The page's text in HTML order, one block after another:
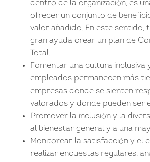
dentro de la organización, es
ofrecer un conjunto de
valor añadido. En este sentido,
gran ayuda crear un plan de
Total.
Fomentar una cultura inclusiva
empleados permanecen más
empresas donde se sienten
valorados y donde pueden ser
Promover la inclusión y la
al bienestar general y a una
Monitorear la satisfacción y el
realizar encuestas regulares,